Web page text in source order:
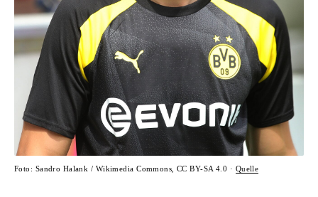
Foto: Sandro Halank / Wikimedia Commons, CC BY-SA 4.0 · Quelle